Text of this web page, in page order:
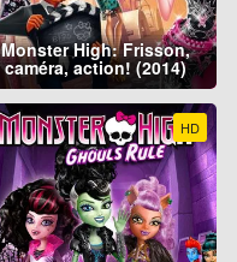
Monster High: Frisson,
caméra, action! (2014)
HD